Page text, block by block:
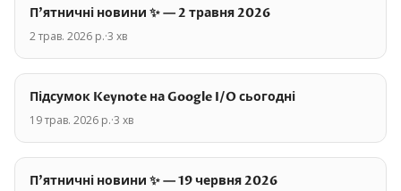
П'ятничні новини ✨ — 2 травня 2026
2 трав. 2026 р.·3 хв
Підсумок Keynote на Google I/O сьогодні
19 трав. 2026 р.·3 хв
П'ятничні новини ✨ — 19 червня 2026